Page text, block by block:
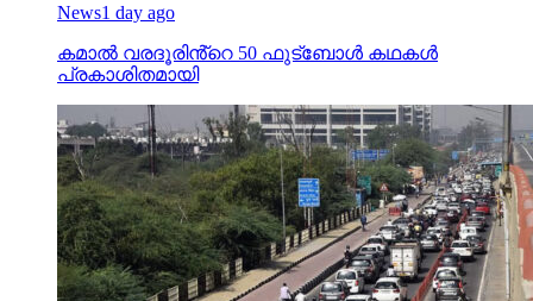
News1 day ago
കമാൽ വരദൂരിൻ്റെ 50 ഫുട്ബോൾ കഥകൾ
പ്രകാശിതമായി